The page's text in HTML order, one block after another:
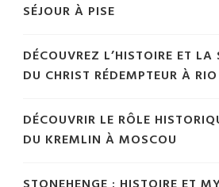
SÉJOUR À PISE
DÉCOUVREZ L’HISTOIRE ET
DU CHRIST RÉDEMPTEUR À
DÉCOUVRIR LE RÔLE
DU KREMLIN À MOSCOU